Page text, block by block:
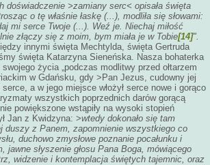
doświadczenie >zamiany serc< opisała święta
o tę właśnie łaskę (...), modliła się słowami:
mi serce Twoje (...). Weź je. Niechaj miłość
złączy się z moim, bym miała je w Tobie[14]".
innymi święta Mechtylda, święta Gertruda
święta Katarzyna Sieneńska. Nasza bohaterka
życia „podczas modlitwy przed ołtarzem
w Gdańsku, gdy >Pan Jezus, cudowny jej
serce, a w jego miejsce włożył serce nowe i gorąco
wszystkich poprzednich darów gorącą
powiększone wstąpiły na wysoki stopień
Jan z Kwidzyna: >wtedy dokonało się tam
duszy z Panem, zapomnienie wszystkiego co
duchowo zmysłowe poznanie pocałunku i
jawne słyszenie głosu Pana Boga, mówiącego
widzenie i kontemplacja świętych tajemnic, oraz